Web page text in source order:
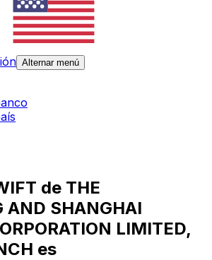
Alternar menú
de THE
AND SHANGHAI
LIMITED,
es